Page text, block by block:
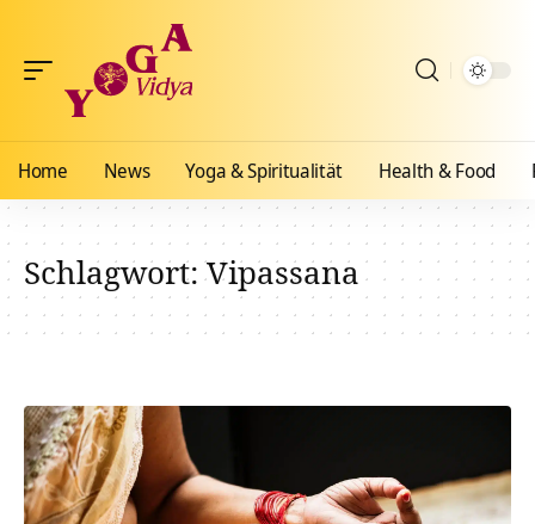
Home News Yoga & Spiritualität Health & Food
Schlagwort:Vipassana